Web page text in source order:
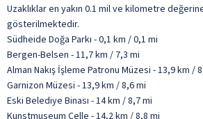
Uzaklıklar en yakın 0.1 mil ve kilometre
gösterilmektedir.
Südheide Doğa Parkı - 0,1 km / 0,1 mi
Bergen-Belsen - 11,7 km / 7,3 mi
Alman Nakış İşleme Patronu Müzesi - 13,9 km /
Garnizon Müzesi - 13,9 km / 8,6 mi
Eski Belediye Binası - 14 km / 8,7 mi
Kunstmuseum Celle - 14,2 km / 8,8 mi